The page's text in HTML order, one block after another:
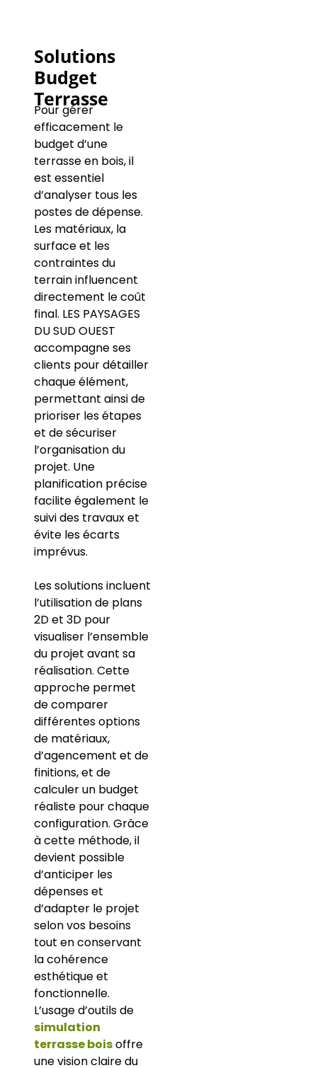
Solutions
Budget
Terrasse
Pour gérer
efficacement le
budget d’une
terrasse en bois, il
est essentiel
d’analyser tous les
postes de dépense.
Les matériaux, la
surface et les
contraintes du
terrain influencent
directement le coût
final. LES PAYSAGES
DU SUD OUEST
accompagne ses
clients pour détailler
chaque élément,
permettant ainsi de
prioriser les étapes
et de sécuriser
l’organisation du
projet. Une
planification précise
facilite également le
suivi des travaux et
évite les écarts
imprévus.
Les solutions incluent
l’utilisation de plans
2D et 3D pour
visualiser l’ensemble
du projet avant sa
réalisation. Cette
approche permet
de comparer
différentes options
de matériaux,
d’agencement et de
finitions, et de
calculer un budget
réaliste pour chaque
configuration. Grâce
à cette méthode, il
devient possible
d’anticiper les
dépenses et
d’adapter le projet
selon vos besoins
tout en conservant
la cohérence
esthétique et
fonctionnelle.
L’usage d’outils de
simulation
terrasse boisoffre
une vision claire du